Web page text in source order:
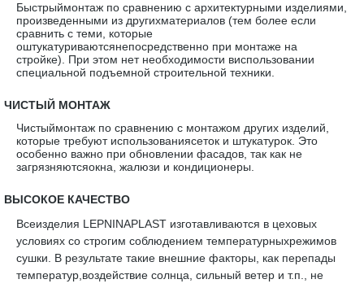
Быстрыймонтаж по сравнению с архитектурными изделиями,
произведенными из другихматериалов (тем более если
сравнить с теми, которые
оштукатуриваютсянепосредственно при монтаже на
стройке). При этом нет необходимости виспользовании
специальной подъемной строительной техники.
ЧИСТЫЙ МОНТАЖ
Чистыймонтаж по сравнению с монтажом других изделий,
которые требуют использованиясеток и штукатурок. Это
особенно важно при обновлении фасадов, так как не
загрязняютсяокна, жалюзи и кондиционеры.
ВЫСОКОЕ КАЧЕСТВО
Всеизделия LEPNINAPLAST изготавливаются в цеховых
условиях со строгим соблюдением температурныхрежимов
сушки. В результате такие внешние факторы, как перепады
температур,воздействие солнца, сильный ветер и т.п., не